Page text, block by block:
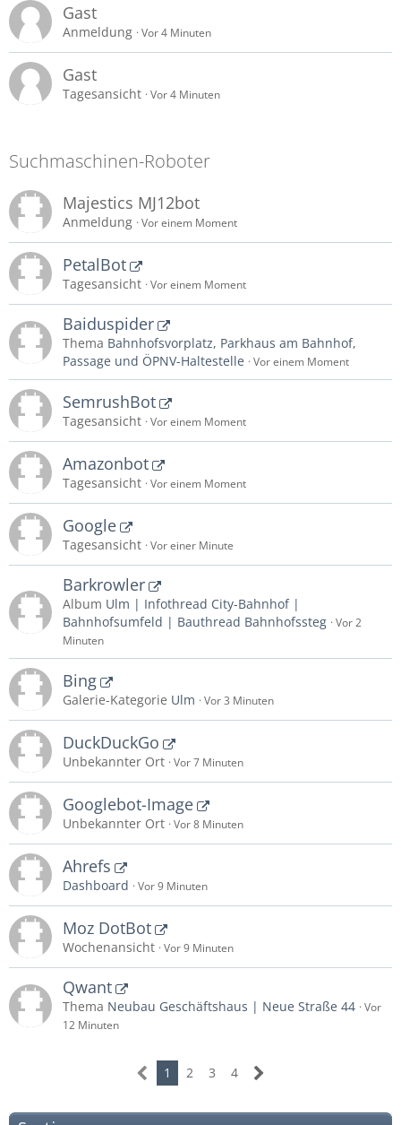
Gast
Anmeldung Vor 4 Minuten
Gast
Tagesansicht Vor 4 Minuten
Suchmaschinen-Roboter
Majestics MJ12bot
Anmeldung Vor einem Moment
PetalBot
Tagesansicht Vor einem Moment
Baiduspider
Thema Bahnhofsvorplatz, Parkhaus am Bahnhof,
Passage und ÖPNV-Haltestelle
Vor einem Moment
SemrushBot
Tagesansicht Vor einem Moment
Amazonbot
Tagesansicht Vor einem Moment
Google
Tagesansicht Vor einer Minute
Barkrowler
Album Ulm | Infothread City-Bahnhof |
Bahnhofsumfeld | Bauthread Bahnhofssteg Vor 2
Minuten
Bing
Galerie-Kategorie Ulm Vor 3 Minuten
DuckDuckGo
Unbekannter Ort Vor 7 Minuten
Googlebot-Image
Unbekannter Ort Vor 8 Minuten
Ahrefs
Dashboard Vor 9 Minuten
Moz DotBot
Wochenansicht Vor 9 Minuten
Qwant
Thema Neubau Geschäftshaus | Neue Straße 44 Vor
12 Minuten
1 2 3 4